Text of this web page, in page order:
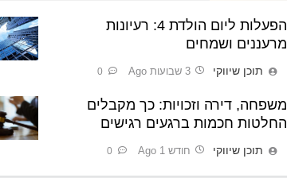
הפעלות ליום הולדת 4: רעיונות
מרעננים ושמחים
תוכן שיווקי 3 שבועות Ago 0
משפחה, דירה וזכויות: כך מקבלים
החלטות חכמות ברגעים רגישים
תוכן שיווקי חודש 1 Ago 0